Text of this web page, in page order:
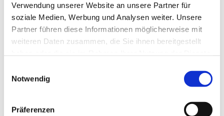
Verwendung unserer Website an unsere Partner für
soziale Medien, Werbung und Analysen weiter. Unsere
Partner führen diese Informationen möglicherweise mit
weiteren Daten zusammen, die Sie ihnen bereitgestellt
Notwendig
Präferenzen